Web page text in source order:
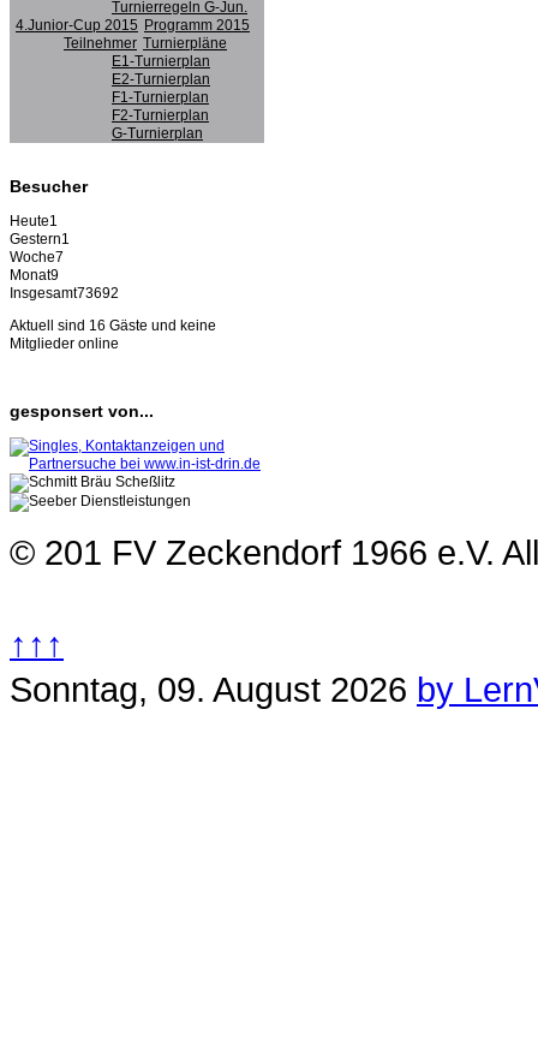
Turnierregeln G-Jun.
4.Junior-Cup 2015 Programm 2015
Teilnehmer Turnierpläne
E1-Turnierplan
E2-Turnierplan
F1-Turnierplan
F2-Turnierplan
G-Turnierplan
Besucher
Heute1
Gestern1
Woche7
Monat9
Insgesamt73692
Aktuell sind 16 Gäste und keine
Mitglieder online
gesponsert von...
© 201 FV Zeckendorf 1966 e.V.
↑↑↑
Sonntag, 09. August 2026 by